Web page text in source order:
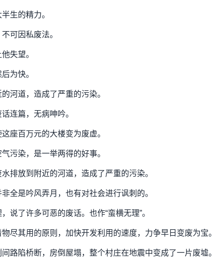
生的精力。
可因私废法。
失望。
为快。
河道，造成了严重的污染。
连篇，无病呻吟。
座百万元的大楼变为废虚。
污染，是一举两得的好事。
排放到附近的河道，造成了严重的污染。
全是吟风弄月，也有对社会进行讽刺的。
说了许多可恶的废话。也作“蛮横无理”。
尽其用的原则，加快开发利用的速度，力争早日变废为宝。
路陷桥断，房倒屋塌，整个村庄在地震中变成了一片废墟。